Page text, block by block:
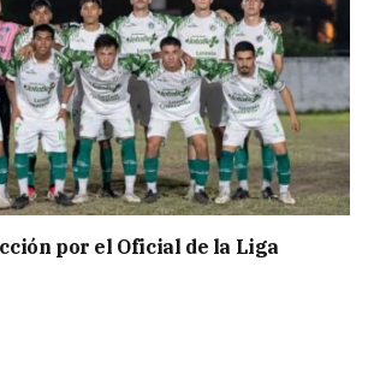
por el Oficial de la Liga